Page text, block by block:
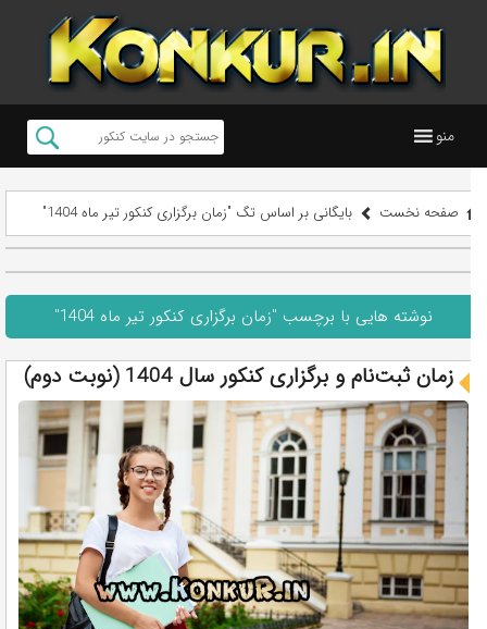
منو
صفحه نخست بایگانی بر اساس تگ "زمان برگزاری کنکور تیر ماه 1404"
نوشته هایی با برچسب "زمان برگزاری کنکور تیر ماه 1404"
زمان ثبت‌نام و برگزاری کنکور سال‌ 1404 (نوبت دوم)